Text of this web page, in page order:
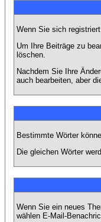
Wenn Sie sich
Um Ihre Beiträge zu
löschen.
Nachdem Sie Ihre
auch bearbeiten, aber
Bestimmte Wörter
Die gleichen Wörter
Wenn Sie ein neues
wählen E-Mail-